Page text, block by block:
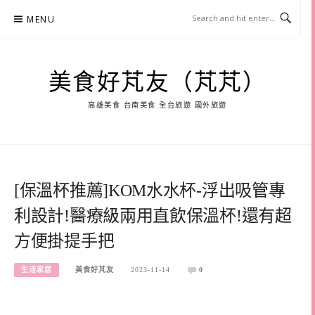
MENU
美食好芃友（芃芃）
高雄美食 台南美食 全台旅遊 國外旅遊
[保溫杯推薦]KOM水水杯-浮出吸管專
利設計!醫療級兩用直飲保溫杯!還有超
方便掛提手把
生活家居 美食好芃友 2023-11-14 0